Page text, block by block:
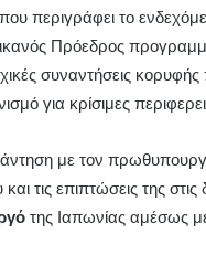
περιγράφει το
Πρόεδρος
συναντήσεις
για κρίσιμες
με τον
τις επιπτώσεις της
της Ιαπωνίας αμέσως